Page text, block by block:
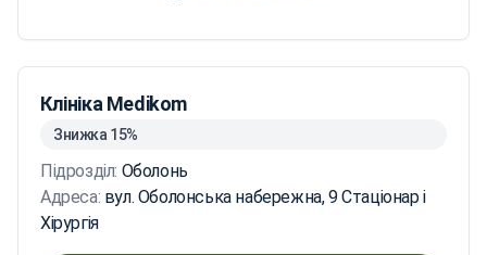
Клініка Medikom
Знижка 15%
Підрозділ: Оболонь
Адреса: вул. Оболонська набережна, 9 Стаціонар і
Хірургія